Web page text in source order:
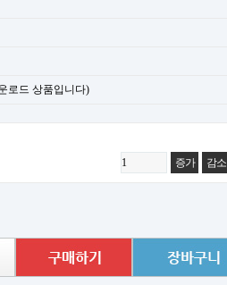
로드 상품입니다)
증가
감소